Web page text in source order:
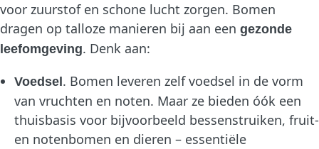
voor zuurstof en schone lucht zorgen. Bomen
dragen op talloze manieren bij aan een gezonde
leefomgeving. Denk aan:
Voedsel . Bomen leveren zelf voedsel in de vorm
van vruchten en noten. Maar ze bieden óók een
thuisbasis voor bijvoorbeeld bessenstruiken, fruit-
en notenbomen en dieren – essentiële